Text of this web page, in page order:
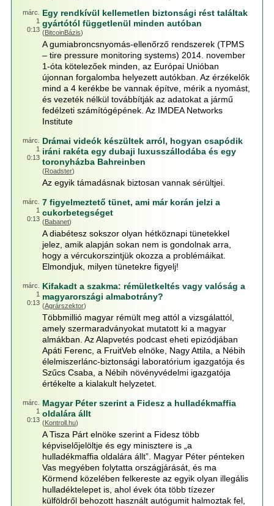
márc.
1
0:13
Egy rendkívül kellemetlen biztonsági rést találtak
gyártótól függetlenül minden autóban
(BitcoinBázis)
A gumiabroncsnyomás-ellenőrző rendszerek (TPMS
– tire pressure monitoring systems) 2014. november
1-óta kötelezőek minden, az Európai Unióban
újonnan forgalomba helyezett autókban. Az érzékelők
mind a 4 kerékbe be vannak építve, mérik a nyomást,
és vezeték nélkül továbbítják az adatokat a jármű
fedélzeti számítógépének. Az IMDEA Networks
Institute
márc.
1
0:13
Drámai videók készültek arról, hogyan csapódik
iráni rakéta egy dubaji luxusszállodába és egy
toronyházba Bahreinben
(Roadster)
Az egyik támadásnak biztosan vannak sérültjei.
márc.
1
0:13
7 figyelmeztető tünet, ami már korán jelzi a
cukorbetegséget
(Babanet)
A diabétesz sokszor olyan hétköznapi tünetekkel
jelez, amik alapján sokan nem is gondolnak arra,
hogy a vércukorszintjük okozza a problémáikat.
Elmondjuk, milyen tünetekre figyelj!
márc.
1
0:13
Kifakadt a szakma: rémületkeltés vagy valóság a
magyarországi almabotrány?
(Agrárszektor)
Többmillió magyar rémült meg attól a vizsgálattól,
amely szermaradványokat mutatott ki a magyar
almákban. Az Alapvetés podcast eheti epizódjában
Apáti Ferenc, a FruitVeb elnöke, Nagy Attila, a Nébih
élelmiszerlánc-biztonsági laboratórium igazgatója és
Szűcs Csaba, a Nébih növényvédelmi igazgatója
értékelte a kialakult helyzetet.
márc.
1
0:13
Magyar Péter szerint a Fidesz a hulladékmaffia
oldalára állt
(Kontroll.hu)
A Tisza Párt elnöke szerint a Fidesz több
képviselőjelöltje és egy minisztere is „a
hulladékmaffia oldalára állt”. Magyar Péter pénteken
Vas megyében folytatta országjárását, és ma
Körmend közelében felkereste az egyik olyan illegális
hulladéktelepet is, ahol évek óta több tízezer
külföldről behozott használt autógumit halmoztak fel,